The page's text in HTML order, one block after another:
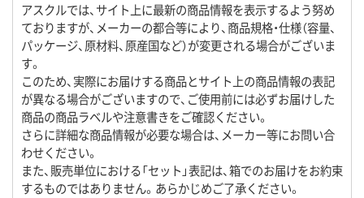
アスクルでは、サイト上に最新の商品情報を表示するよう努め
ておりますが、メーカーの都合等により、商品規格・仕様（容量、
パッケージ、原材料、原産国など）が変更される場合がございま
す。
このため、実際にお届けする商品とサイト上の商品情報の表記
が異なる場合がございますので、ご使用前には必ずお届けした
商品の商品ラベルや注意書きをご確認ください。
さらに詳細な商品情報が必要な場合は、メーカー等にお問い合
わせください。
また、販売単位における「セット」表記は、箱でのお届けをお約束
するものではありません。あらかじめご了承ください。